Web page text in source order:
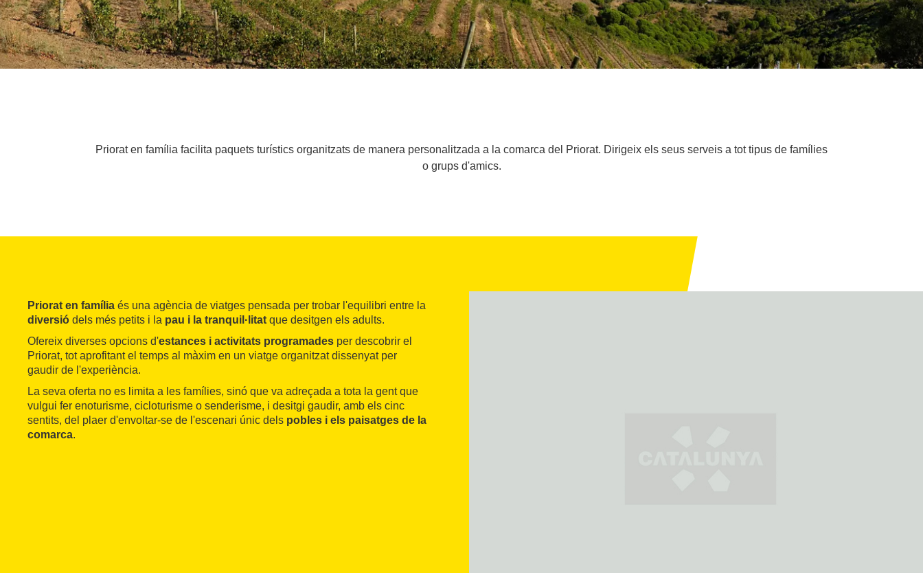
Priorat en família facilita paquets turístics organitzats de manera personalitzada a la comarca del Priorat. Dirigeix els seus serveis a tot tipus de famílies
o grups d'amics.
Priorat en família és una agència de viatges pensada per trobar l'equilibri entre la
diversió dels més petits i la pau i la tranquil·litat que desitgen els adults.
Ofereix diverses opcions d'estances i activitats programades per descobrir el
Priorat, tot aprofitant el temps al màxim en un viatge organitzat dissenyat per
gaudir de l'experiència.
La seva oferta no es limita a les famílies, sinó que va adreçada a tota la gent que
vulgui fer enoturisme, cicloturisme o senderisme, i desitgi gaudir, amb els cinc
sentits, del plaer d'envoltar-se de l'escenari únic dels pobles i els paisatges de la
comarca.